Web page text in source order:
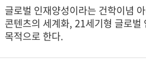
글로벌 인재양성이라는 건학이념
콘텐츠의 세계화, 21세기형 글로
목적으로 한다.